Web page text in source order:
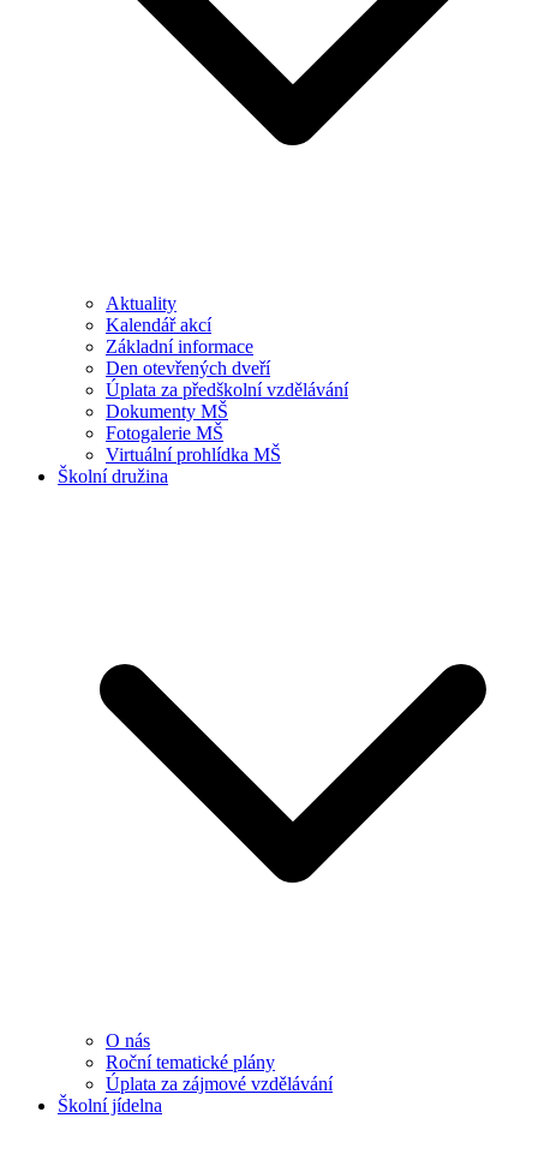
Aktuality
Kalendář akcí
Základní informace
Den otevřených dveří
Úplata za předškolní vzdělávání
Dokumenty MŠ
Fotogalerie MŠ
Virtuální prohlídka MŠ
Školní družina
O nás
Roční tematické plány
Úplata za zájmové vzdělávání
Školní jídelna